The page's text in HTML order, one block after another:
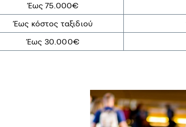
Έως 75.000€
Έως κόστος ταξιδιού
Έως 30.000€